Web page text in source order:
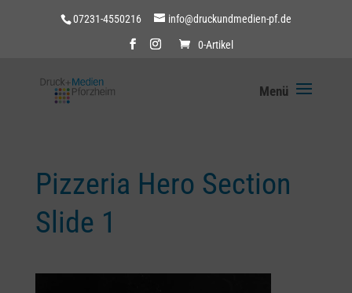
07231-4550216 info@druckundmedien-pf.de
0-Artikel
Pizzeria Hero Section
Slide 1